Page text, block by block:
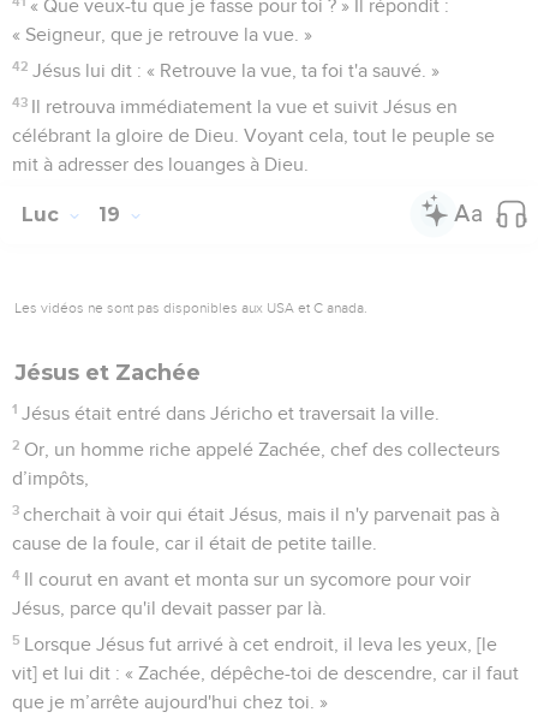
« Que veux-tu que je fasse pour toi ? » Il répondit :
« Seigneur, que je retrouve la vue. »
42 Jésus lui dit : « Retrouve la vue, ta foi t'a sauvé. »
43 Il retrouva immédiatement la vue et suivit Jésus en
célébrant la gloire de Dieu. Voyant cela, tout le peuple se
mit à adresser des louanges à Dieu.
Luc 19
Les vidéos ne sont pas disponibles aux USA et C anada.
Jésus et Zachée
1 Jésus était entré dans Jéricho et traversait la ville.
2 Or, un homme riche appelé Zachée, chef des collecteurs
d’impôts,
3 cherchait à voir qui était Jésus, mais il n'y parvenait pas à
cause de la foule, car il était de petite taille.
4 Il courut en avant et monta sur un sycomore pour voir
Jésus, parce qu'il devait passer par là.
5 Lorsque Jésus fut arrivé à cet endroit, il leva les yeux, [le
vit] et lui dit : « Zachée, dépêche-toi de descendre, car il faut
que je m’arrête aujourd'hui chez toi. »